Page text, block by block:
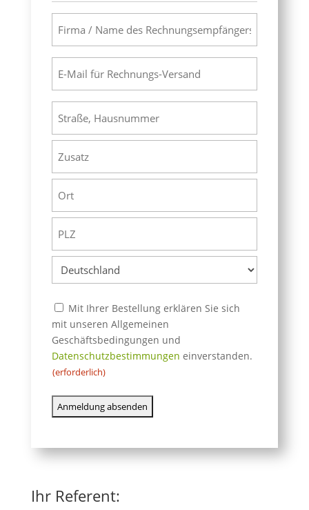
des
Rechnungsempfängers
(erforderlich)
Mail
Rechnungs-
Versand
(erforderlich)
(erforderlich)
Straße,
Hausnummer
Anschrift,
Zusatz
Ort
PLZ
AGB-
DSGVO-
Einwilligung
(erforderlich)
Mit Ihrer Bestellung erklären Sie sich
mit unseren Allgemeinen
Geschäftsbedingungen und
Datenschutzbestimmungen einverstanden.
(erforderlich)
Ihr Referent: